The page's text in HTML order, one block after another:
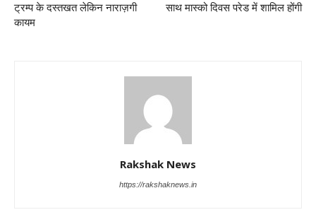
ट्रम्प के दस्तखत लेकिन नाराज़गी
कायम
साथ मास्को दिवस परेड में शामिल होंगी
Rakshak News
https://rakshaknews.in